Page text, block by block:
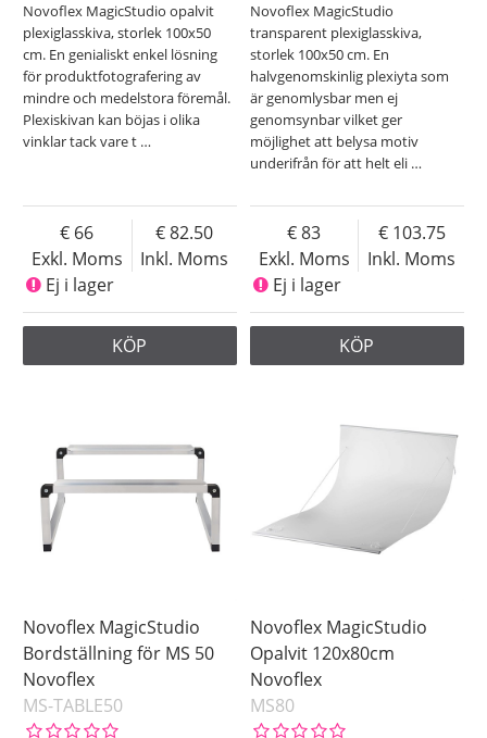
Novoflex MagicStudio opalvit
plexiglasskiva, storlek 100x50
cm. En genialiskt enkel lösning
för produktfotografering av
mindre och medelstora föremål.
Plexiskivan kan böjas i olika
vinklar tack vare t …
Exkl. Moms
66
Inkl. Moms
82.50
Ej i lager
KÖP
Novoflex MagicStudio
transparent plexiglasskiva,
storlek 100x50 cm. En
halvgenomskinlig plexiyta som
är genomlysbar men ej
genomsynbar vilket ger
möjlighet att belysa motiv
underifrån för att helt eli …
Exkl. Moms
83
Inkl. Moms
103.75
Ej i lager
KÖP
Novoflex MagicStudio
Bordställning för MS 50
Novoflex
MS-TABLE50
Novoflex MagicStudio
Opalvit 120x80cm
Novoflex
MS80